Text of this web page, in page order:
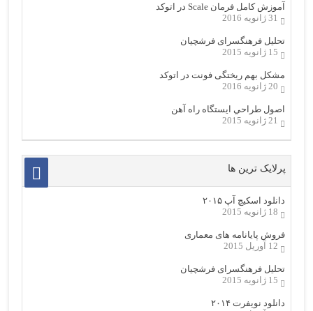
آموزش کامل فرمان Scale در اتوکد
31 ژانویه 2016
تحلیل فرهنگسرای فرشچیان
15 ژانویه 2015
مشکل بهم ریختگی فونت در اتوکد
20 ژانویه 2016
اصول طراحي ایستگاه راه آهن
21 ژانویه 2015
پرلایک ترین ها
دانلود اسکیچ آپ ۲۰۱۵
18 ژانویه 2015
فروش پایانامه های معماری
12 آوریل 2015
تحلیل فرهنگسرای فرشچیان
15 ژانویه 2015
دانلود نویفرت ۲۰۱۴